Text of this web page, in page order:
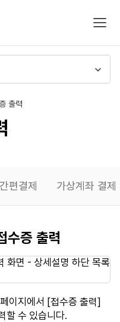
모바
출력
간편결제 가상계좌 결제
수증 출력
이지에서 [접수증 출력]
할 수 있습니다.